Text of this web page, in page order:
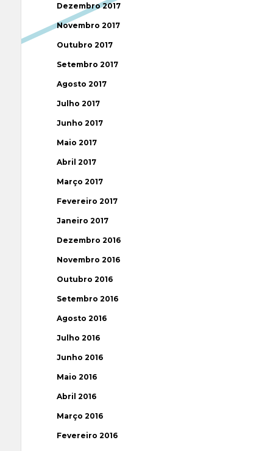
Dezembro 2017
Novembro 2017
Outubro 2017
Setembro 2017
Agosto 2017
Julho 2017
Junho 2017
Maio 2017
Abril 2017
Março 2017
Fevereiro 2017
Janeiro 2017
Dezembro 2016
Novembro 2016
Outubro 2016
Setembro 2016
Agosto 2016
Julho 2016
Junho 2016
Maio 2016
Abril 2016
Março 2016
Fevereiro 2016